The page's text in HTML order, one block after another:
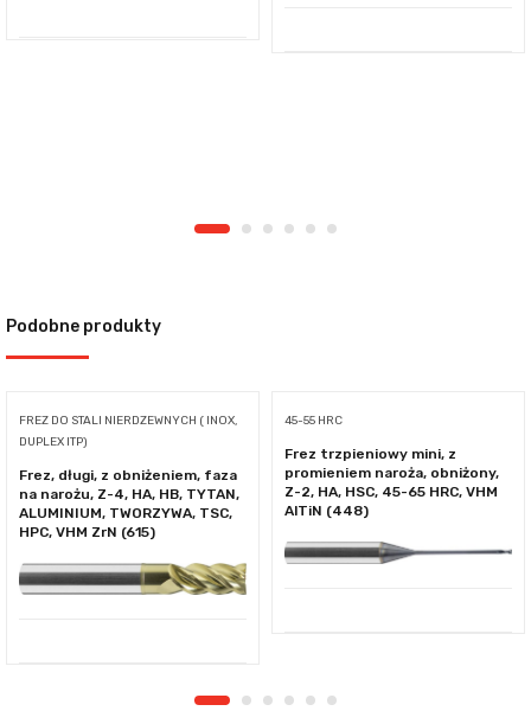
Podobne produkty
FREZ DO STALI NIERDZEWNYCH ( INOX,
DUPLEX ITP)
Frez, długi, z obniżeniem, faza
na narożu, Z-4, HA, HB, TYTAN,
ALUMINIUM, TWORZYWA, TSC,
HPC, VHM ZrN (615)
45-55 HRC
Frez trzpieniowy mini, z
promieniem naroża, obniżony,
Z-2, HA, HSC, 45-65 HRC, VHM
AlTiN (448)